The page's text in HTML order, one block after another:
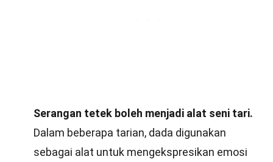
Serangan tetek boleh menjadi alat seni tari.
Dalam beberapa tarian, dada digunakan
sebagai alat untuk mengekspresikan emosi